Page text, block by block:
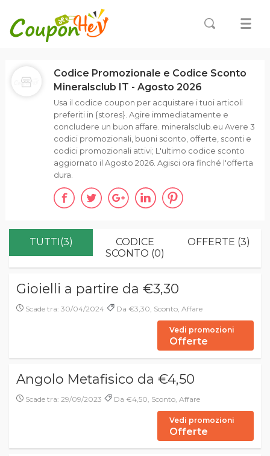
TUTTI(3)
CODICE
SCONTO (0)
OFFERTE (3)
Gioielli a partire da €3,30
Scade tra: 30/04/2024 Da €3,30, Sconto, Affare
Vedi promozioni
Offerte
Angolo Metafisico da €4,50
Scade tra: 29/09/2023 Da €4,50, Sconto, Affare
Vedi promozioni
Offerte
Codice Promozionale e Codice Sconto
Mineralsclub IT - Agosto 2026
Usa il codice coupon per acquistare i tuoi articoli
preferiti in {stores}. Agire immediatamente e
concludere un buon affare. mineralsclub.eu Avere 3
codici promozionali, buoni sconto, offerte, sconti e
codici promozionali attivi; L'ultimo codice sconto
aggiornato il Agosto 2026. Agisci ora finché l'offerta
dura.